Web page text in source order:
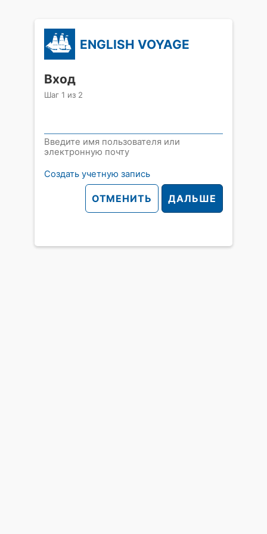
ENGLISH VOYAGE
Вход
Шаг 1 из 2
Введите имя пользователя или
электронную почту
Создать учетную запись
ОТМЕНИТЬ ДАЛЬШЕ